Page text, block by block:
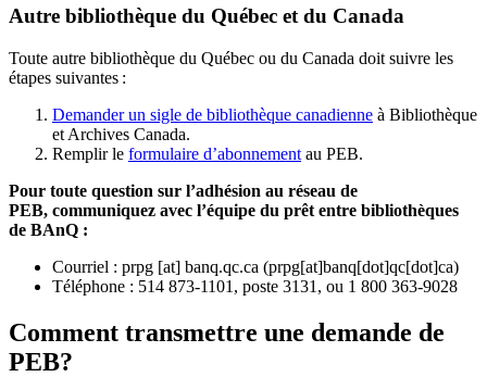
Autre bibliothèque du Québec et du Canada
Toute autre bibliothèque du Québec ou du Canada doit suivre les
étapes suivantes :
Demander un sigle de bibliothèque canadienne à Bibliothèque
et Archives Canada.
Remplir le formulaire d’abonnement au PEB.
Pour toute question sur l’adhésion au réseau de
PEB, communiquez avec l’équipe du prêt entre bibliothèques
de BAnQ :
Courriel : prpg [at] banq.qc.ca (prpg[at]banq[dot]qc[dot]ca)
Téléphone : 514 873-1101, poste 3131, ou 1 800 363-9028
Comment transmettre une demande de
PEB?